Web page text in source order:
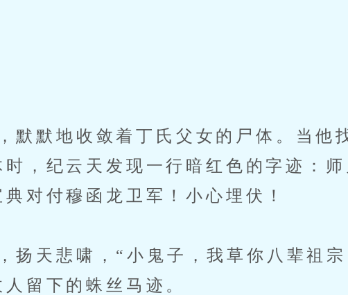
默地收敛着丁氏父女的尸体。当他
，纪云天发现一行暗红色的字迹：师
对付穆函龙卫军！小心埋伏！
天悲啸，“小鬼子，我草你八辈祖宗
留下的蛛丝马迹。